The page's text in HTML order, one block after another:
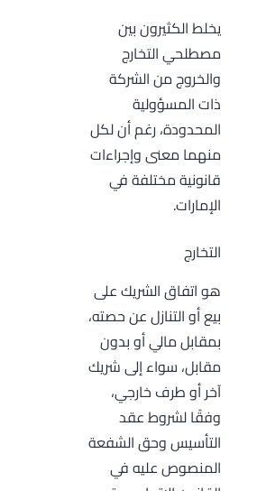
يخلط الكثيرون بين
مصطلحي التخارج
والخروج من الشركة
ذات المسؤولية
المحدودة، رغم أن لكل
منهما معنى وإجراءات
قانونية مختلفة في
الإمارات.
التخارج
هو اتفاق الشريك على
بيع أو التنازل عن حصته،
بمقابل مالي أو بدون
مقابل، سواء إلى شريك
آخر أو طرف خارجي،
وفقًا لشروط عقد
التأسيس وحق الشفعة
المنصوص عليه في